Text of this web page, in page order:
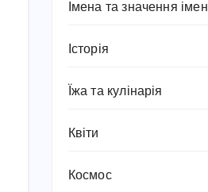
Імена та значення імен
Історія
Їжа та кулінарія
Квіти
Космос